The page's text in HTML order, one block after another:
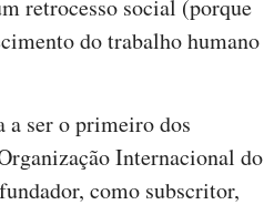
retrocesso social (porque
do trabalho humano
a ser o primeiro dos
Internacional do
como subscritor,